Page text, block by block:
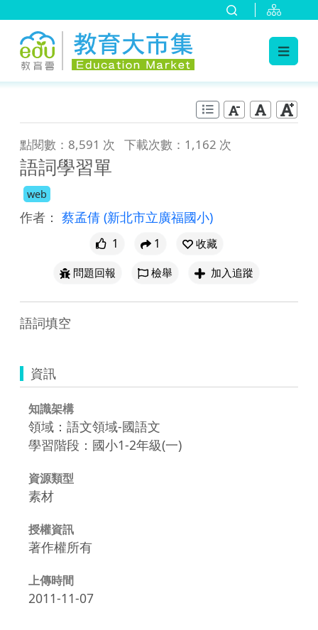
點閱數：8,591 次 下載次數：1,162 次
語詞學習單
web
作者： 蔡孟倩 (新北市立廣福國小)
1 1
收藏
問題回報
檢舉 加入追蹤
語詞填空
資訊
知識架構
領域：語文領域-國語文
學習階段：國小1-2年級(一)
資源類型
素材
授權資訊
著作權所有
上傳時間
2011-11-07